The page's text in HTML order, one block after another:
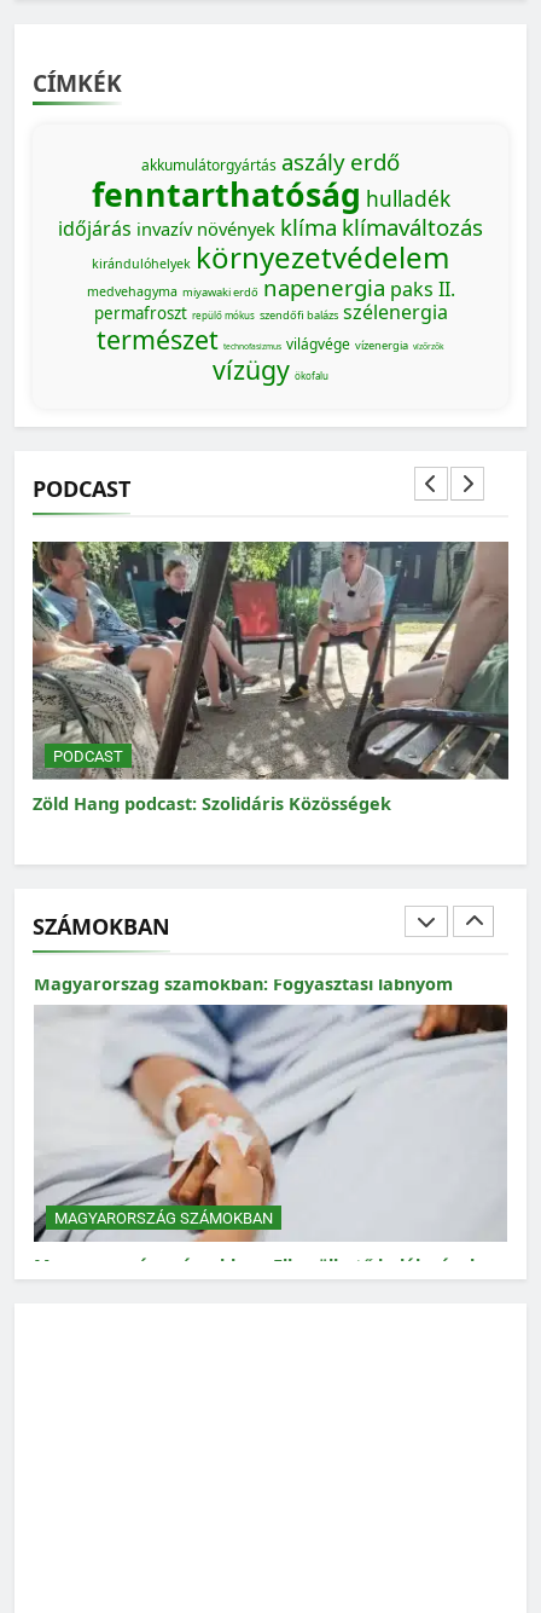
CÍMKÉK
akkumulátorgyártás aszály erdő
fenntarthatóság hulladék
időjárás invazív növények klíma klímaváltozás
kirándulóhelyek környezetvédelem
medvehagyma miyawaki erdő napenergia paks II.
permafroszt repülő mókus szendőfi balázs szélenergia
természet technofasizmus világvége vízenergia vízőrzők
vízügy ökofalu
PODCAST
PODCAST
Zöld Hang podcast: Szolidáris Közösségek
SZÁMOKBAN
MAGYARORSZÁG SZÁMOKBAN
Magyarország számokban: a nők szerepvállalása a
közéletben
MAGYARORSZÁG SZÁMOKBAN
Magyarország számokban: Fogyasztási lábnyom
MAGYARORSZÁG SZÁMOKBAN
Magyarország számokban: Elkerülhető halálozások